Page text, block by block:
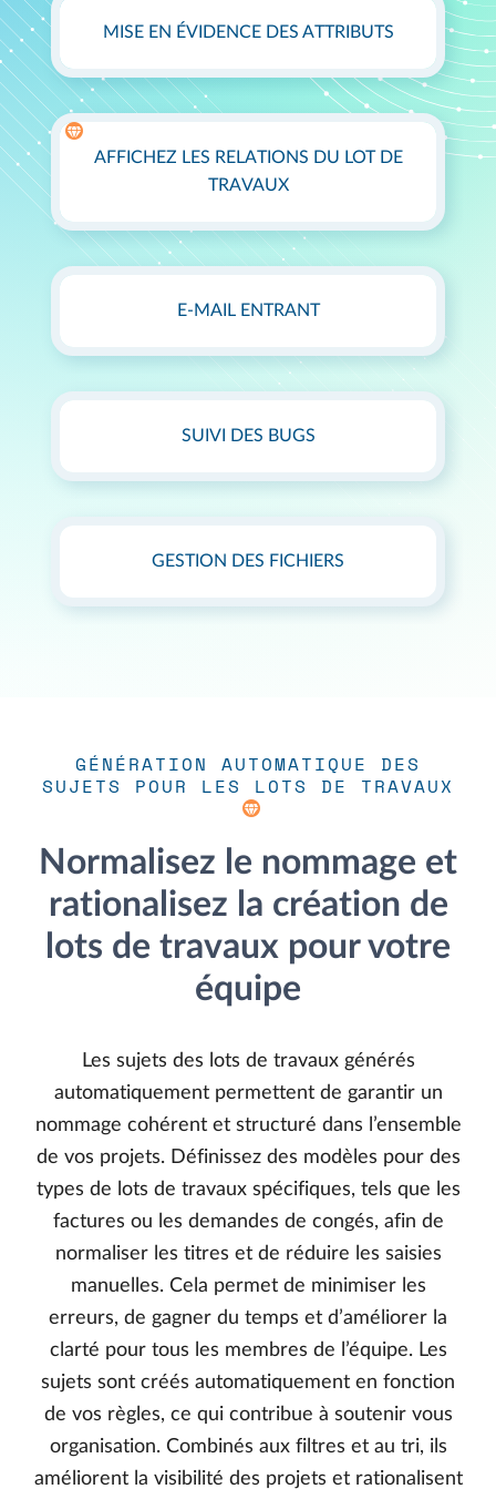
MISE EN ÉVIDENCE DES ATTRIBUTS
AFFICHEZ LES RELATIONS DU LOT DE
TRAVAUX
E-MAIL ENTRANT
SUIVI DES BUGS
GESTION DES FICHIERS
GÉNÉRATION AUTOMATIQUE DES
SUJETS POUR LES LOTS DE TRAVAUX
Normalisez le nommage et
rationalisez la création de
lots de travaux pour votre
équipe
Les sujets des lots de travaux générés
automatiquement permettent de garantir un
nommage cohérent et structuré dans l’ensemble
de vos projets. Définissez des modèles pour des
types de lots de travaux spécifiques, tels que les
factures ou les demandes de congés, afin de
normaliser les titres et de réduire les saisies
manuelles. Cela permet de minimiser les
erreurs, de gagner du temps et d’améliorer la
clarté pour tous les membres de l’équipe. Les
sujets sont créés automatiquement en fonction
de vos règles, ce qui contribue à soutenir vous
organisation. Combinés aux filtres et au tri, ils
améliorent la visibilité des projets et rationalisent